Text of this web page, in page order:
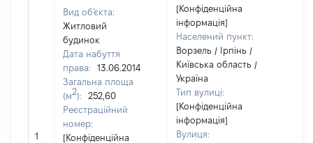
1
Вид об'єкта:
Житловий
будинок
Дата набуття
права:
13.06.2014
Загальна площа
(м2):
252,60
Реєстраційний
номер:
[Конфіденційна
[Конфіденційна
інформація]
Населений пункт:
Ворзель / Ірпінь /
Київська область /
Україна
Тип вулиці:
[Конфіденційна
інформація]
Вулиця: